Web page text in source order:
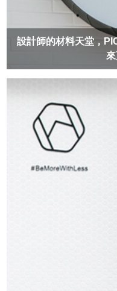
設計師的材料天堂，